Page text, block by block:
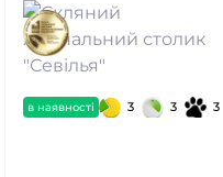
в наявності 3 3 3